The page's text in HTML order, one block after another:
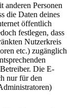
anderen Personen
die Daten deines
öffentlich
festlegen, dass
Nutzerkreis
etc.) zugänglich
Die E-
nur für den